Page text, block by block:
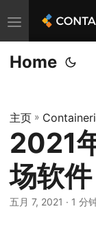
T
o
g
e
n
a
v
i
Home
主页 »
2021
场软件
五月 7, 2021 · 1 分